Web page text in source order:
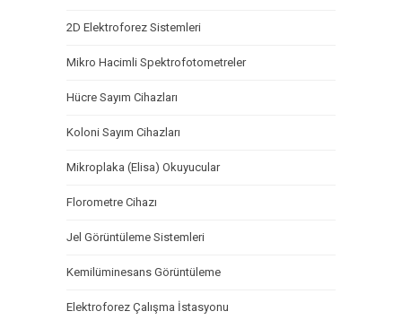
2D Elektroforez Sistemleri
Mikro Hacimli Spektrofotometreler
Hücre Sayım Cihazları
Koloni Sayım Cihazları
Mikroplaka (Elisa) Okuyucular
Florometre Cihazı
Jel Görüntüleme Sistemleri
Kemilüminesans Görüntüleme
Elektroforez Çalışma İstasyonu